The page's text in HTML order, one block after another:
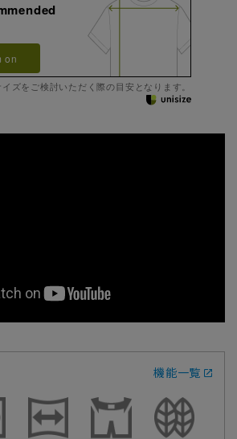
on
ズをご検討いただく際の目安となります。
機能一覧